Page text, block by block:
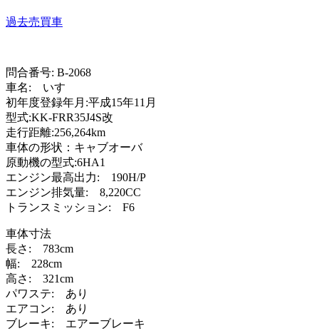
過去売買車
問合番号: B-2068
車名: いすゞ
初年度登録年月:平成15年11月
型式:KK-FRR35J4S改
走行距離:256,264km
車体の形状：キャブオーバ
原動機の型式:6HA1
エンジン最高出力: 190H/P
エンジン排気量: 8,220CC
トランスミッション: F6
車体寸法
長さ: 783cm
幅: 228cm
高さ: 321cm
パワステ: あり
エアコン: あり
ブレーキ: エアーブレーキ